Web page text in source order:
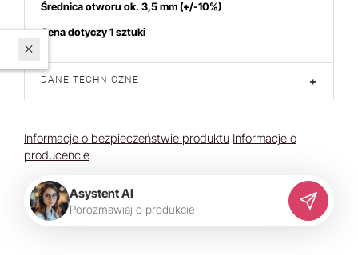
Średnica otworu ok. 3,5mm (+/-10%)
Cena dotyczy 1 sztuki
DANE TECHNICZNE +
Informacje o bezpieczeństwie produktu Informacje o
producencie
Asystent AI
Porozmawiaj o produkcie
W ostatnich 7 dniach produktem interesuje się